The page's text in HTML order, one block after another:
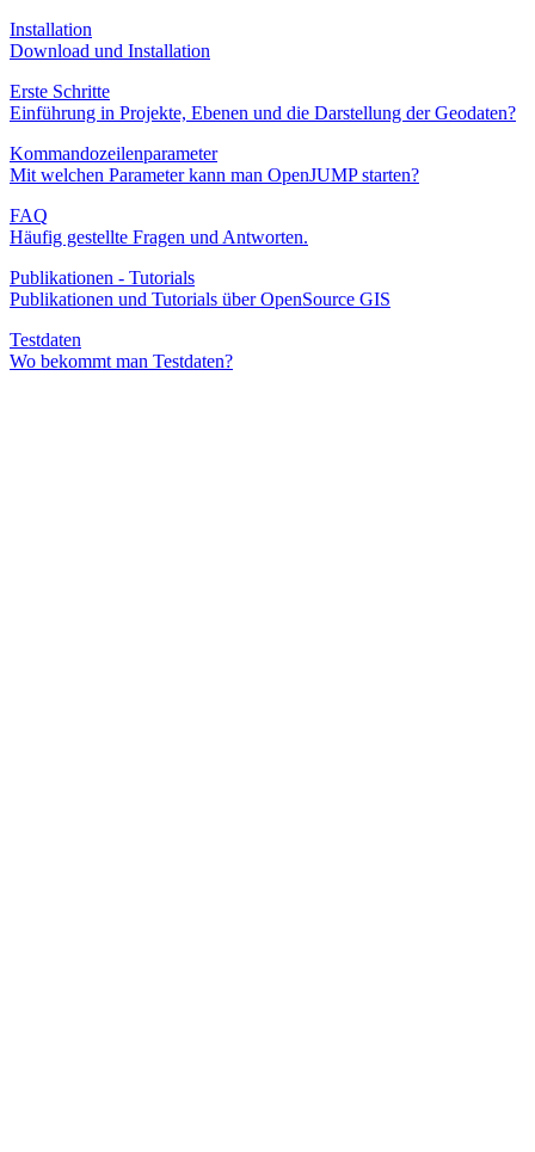
Installation
Download und Installation
Erste Schritte
Einführung in Projekte, Ebenen und die Darstellung der Geodaten?
Kommandozeilenparameter
Mit welchen Parameter kann man OpenJUMP starten?
FAQ
Häufig gestellte Fragen und Antworten.
Publikationen - Tutorials
Publikationen und Tutorials über OpenSource GIS
Testdaten
Wo bekommt man Testdaten?